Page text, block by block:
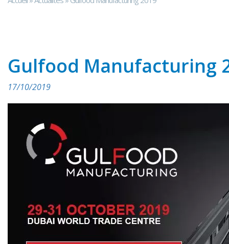
Gulfood Manufacturing
17/10/2019